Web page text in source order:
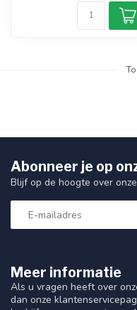
Meer informatie
Als u vragen heeft over
dan onze
Abonneer je op
Blijf op de hoogte over